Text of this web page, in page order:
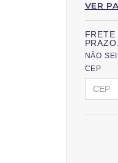
VER
FRETE
PRAZO:
NÃO
CEP